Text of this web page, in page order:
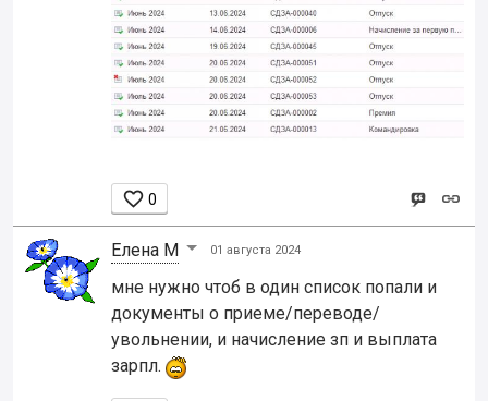
 0
Елена М 01 августа 2024
мне нужно чтоб в один список попали и
документы о приеме/переводе/
увольнении, и начисление зп и выплата
зарпл.